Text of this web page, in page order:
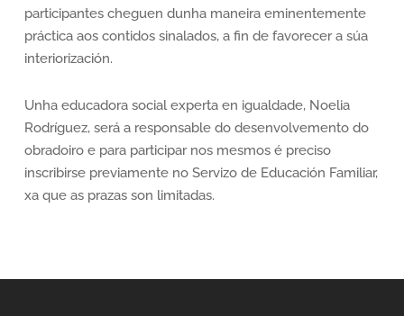
participantes cheguen dunha maneira eminentemente
práctica aos contidos sinalados, a fin de favorecer a súa
interiorización.
Unha educadora social experta en igualdade, Noelia
Rodríguez, será a responsable do desenvolvemento do
obradoiro e para participar nos mesmos é preciso
inscribirse previamente no Servizo de Educación Familiar,
xa que as prazas son limitadas.